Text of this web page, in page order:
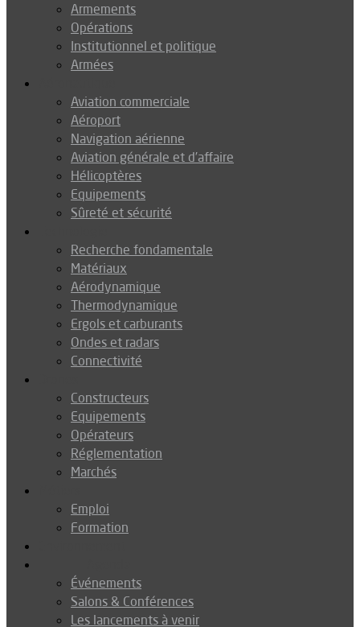
Armements
Opérations
Institutionnel et politique
Armées
Aviation commerciale
Aéroport
Navigation aérienne
Aviation générale et d’affaire
Hélicoptères
Equipements
Sûreté et sécurité
Recherche fondamentale
Matériaux
Aérodynamique
Thermodynamique
Ergols et carburants
Ondes et radars
Connectivité
Constructeurs
Equipements
Opérateurs
Réglementation
Marchés
Emploi
Formation
Événements
Salons & Conférences
Les lancements à venir